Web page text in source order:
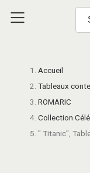
Accueil
Tableaux
ROMARIC
Collection
" Titanic",